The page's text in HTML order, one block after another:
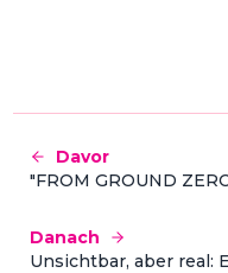
Davor
"FROM GROUND
Danach
Unsichtbar, aber real: